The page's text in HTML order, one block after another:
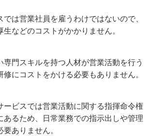
は営業社員を雇うわけではないので、
などのコストがかかりません。
専門スキルを持つ人材が営業活動を行う
にコストをかける必要もありません。
ービスでは営業活動に関する指揮命令権
あるため、日常業務での指示出しや管理
ありません。